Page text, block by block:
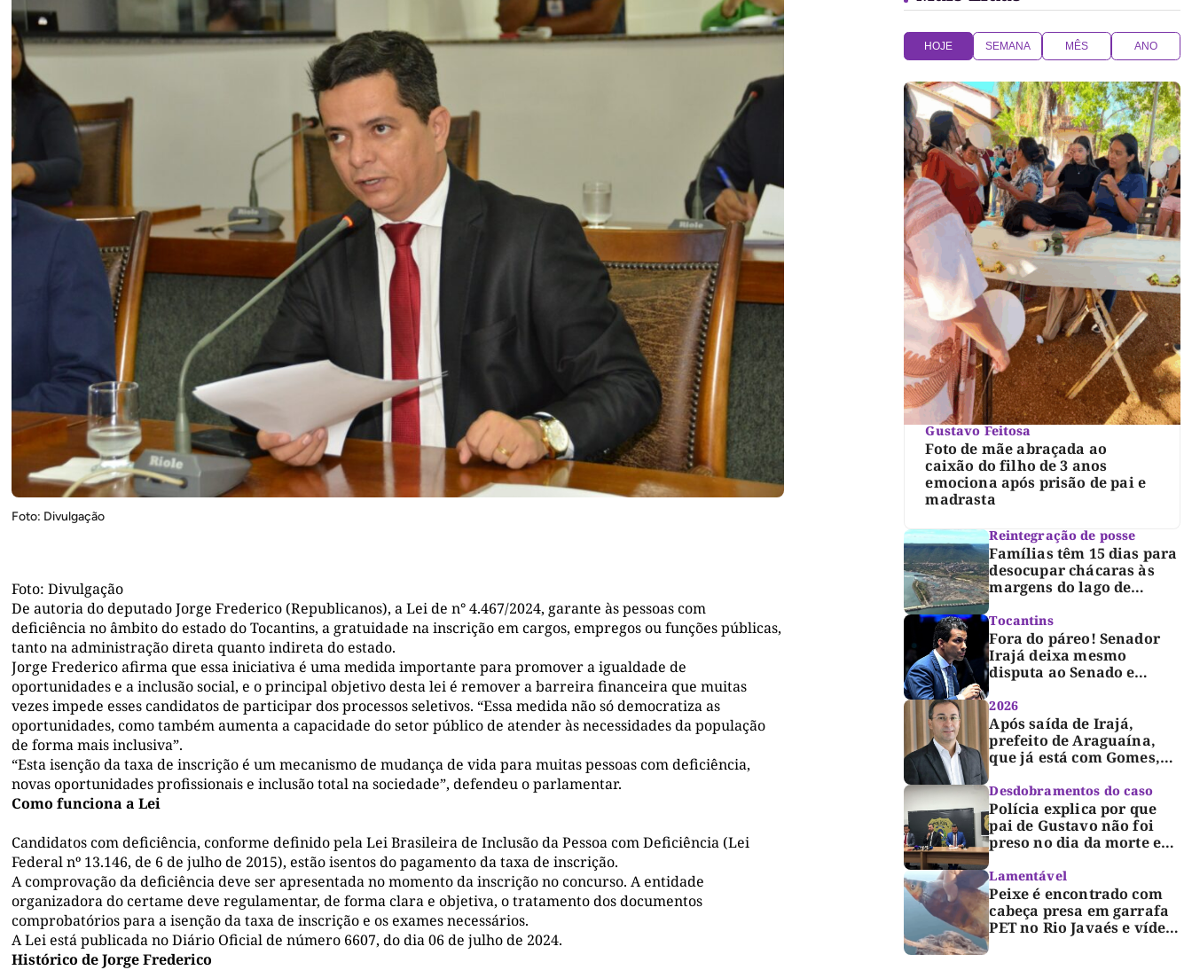
Foto: Divulgação
Foto: Divulgação
De autoria do deputado Jorge Frederico (Republicanos), a Lei de n° 4.467/2024, garante às pessoas com
deficiência no âmbito do estado do Tocantins, a gratuidade na inscrição em cargos, empregos ou funções públicas,
tanto na administração direta quanto indireta do estado.
Jorge Frederico afirma que essa iniciativa é uma medida importante para promover a igualdade de
oportunidades e a inclusão social, e o principal objetivo desta lei é remover a barreira financeira que muitas
vezes impede esses candidatos de participar dos processos seletivos. “Essa medida não só democratiza as
oportunidades, como também aumenta a capacidade do setor público de atender às necessidades da população
de forma mais inclusiva”.
“Esta isenção da taxa de inscrição é um mecanismo de mudança de vida para muitas pessoas com deficiência,
novas oportunidades profissionais e inclusão total na sociedade”, defendeu o parlamentar.
Como funciona a Lei
Candidatos com deficiência, conforme definido pela Lei Brasileira de Inclusão da Pessoa com Deficiência (Lei
Federal nº 13.146, de 6 de julho de 2015), estão isentos do pagamento da taxa de inscrição.
A comprovação da deficiência deve ser apresentada no momento da inscrição no concurso. A entidade
organizadora do certame deve regulamentar, de forma clara e objetiva, o tratamento dos documentos
comprobatórios para a isenção da taxa de inscrição e os exames necessários.
A Lei está publicada no Diário Oficial de número 6607, do dia 06 de julho de 2024.
Histórico de Jorge Frederico
HOJE SEMANA MÊS ANO
Gustavo Feitosa
Foto de mãe abraçada ao
caixão do filho de 3 anos
emociona após prisão de pai e
madrasta
Reintegração de posse
Famílias têm 15 dias para
desocupar chácaras às
margens do lago de
Justiça
Tocantins
Fora do páreo! Senador
Irajá deixa mesmo
disputa ao Senado e
processo de cabeça
erguida, com gratidão e
respeito”
2026
Após saída de Irajá,
prefeito de Araguaína,
que já está com Gomes,
campanha de Dimas e
fará anúncio oficial
Desdobramentos do caso
Polícia explica por que
pai de Gustavo não foi
preso no dia da morte e
investigação
Lamentável
Peixe é encontrado com
cabeça presa em garrafa
PET no Rio Javaés e vídeo